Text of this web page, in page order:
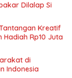
Dilalap Si
Kreatif
Hadiah Rp10 Juta
di
Indonesia